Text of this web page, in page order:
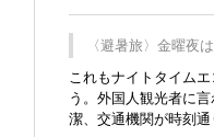
〈避暑旅〉金曜夜
ム、都立6施設で
これもナイトタイム
う。外国人観光者に
潔、交通機関が時刻